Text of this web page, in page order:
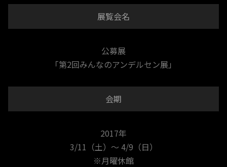
展覧会名
公募展
「第2回みんなのアンデルセン展」
会期
2017年
3/11（土）～ 4/9（日）
※月曜休館